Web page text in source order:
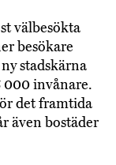
välbesökta
besökare
stadskärna
000 invånare.
det framtida
även bostäder